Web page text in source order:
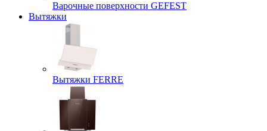
Варочные поверхности GEFEST
Вытяжки
Вытяжки FERRE